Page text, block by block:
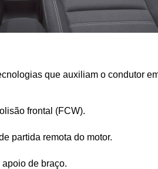
que auxiliam o condutor
frontal (FCW).
partida remota do motor.
de braço.